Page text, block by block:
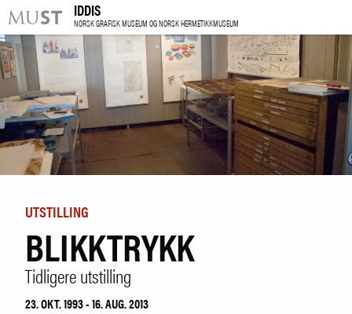
KR
M
BESØK OSS
UTSTILLINGER
ARRANGEMENTER
LÆRING
NO |ENG
IDDIS
NORSK GRAFISK MUSEUM OG NORSK HERMETIKKMUSEUM
UTSTILLING
BLIKKTRYKK
Tidligere utstilling
23. OKT. 1993 - 16. AUG. 2013